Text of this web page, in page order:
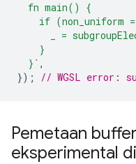
  fn main() {
if (non_uniform
_ =
    }
  }`
,
});
// WGSL error:
Pemetaan
eksperimental